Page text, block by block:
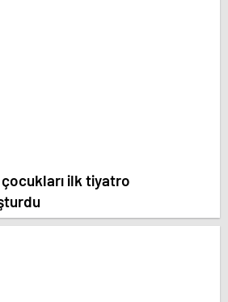
ilk tiyatro